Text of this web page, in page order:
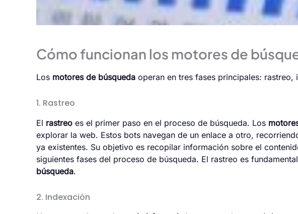
Cómo funcionan los motores de
Los motores de búsqueda operan en tres fases principales:
1. Rastreo
El rastreo es el primer paso en el proceso de búsqueda. Los
explorar la web. Estos bots navegan de un enlace a otro,
ya existentes. Su objetivo es recopilar información sobre el
siguientes fases del proceso de búsqueda. El rastreo es
búsqueda.
2. Indexación